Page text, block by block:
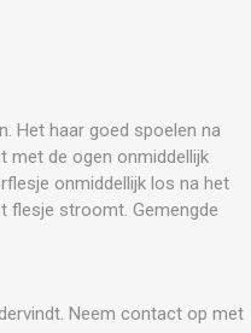
Het haar goed spoelen na
met de ogen onmiddellijk
onmiddellijk los na het
flesje stroomt. Gemengde
Neem contact op met